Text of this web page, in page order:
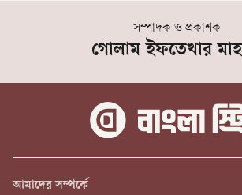
সম্পাদক ও প্রকাশক
গোলাম ইফতেখার
আমাদের সম্পর্কে